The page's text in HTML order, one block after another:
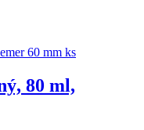
80 ml,